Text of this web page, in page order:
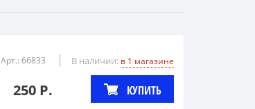
Арт.: 66833 В наличии: в 1 магазине
250 Р. КУПИТЬ